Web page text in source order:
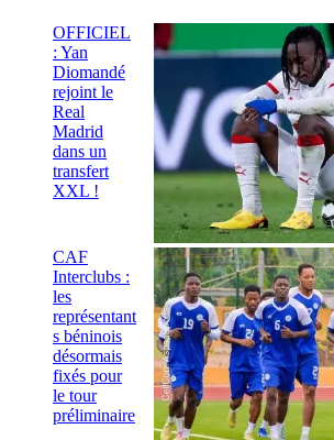
OFFICIEL
: Yan
Diomandé
rejoint le
Real
Madrid
dans un
transfert
XXL !
CAF
Interclubs :
les
représentant
s béninois
désormais
fixés pour
le tour
préliminaire